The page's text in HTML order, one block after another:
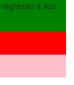
a sus